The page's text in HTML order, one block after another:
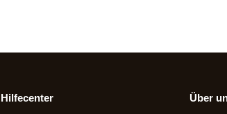
Hilfecenter Über